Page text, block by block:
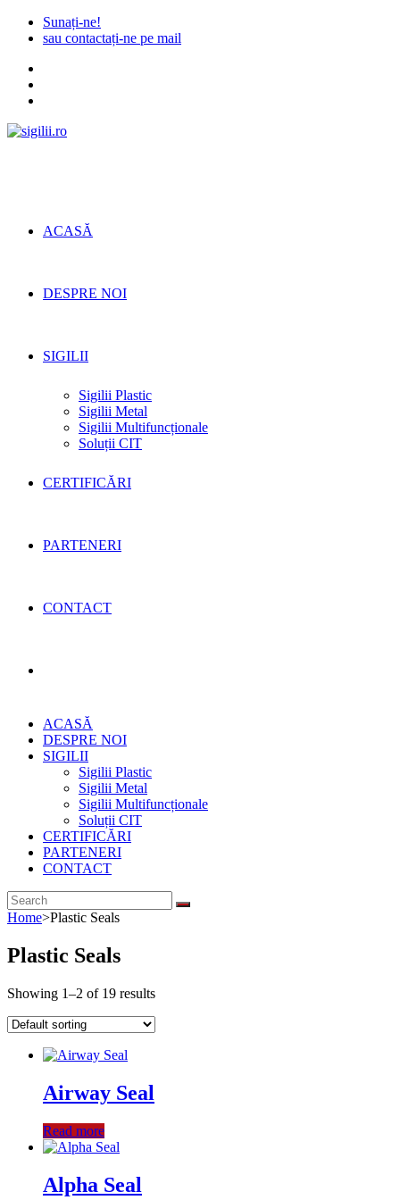
Skip
Sunați-ne!
sau contactați-ne pe mail
ACASĂ
DESPRE NOI
SIGILII
Sigilii Plastic
Sigilii Metal
Sigilii Multifuncționale
Soluții CIT
CERTIFICĂRI
PARTENERI
CONTACT
website
search
ACASĂ
DESPRE NOI
SIGILII
Sigilii Plastic
Sigilii Metal
Sigilii Multifuncționale
Soluții CIT
CERTIFICĂRI
PARTENERI
CONTACT
Home>Plastic Seals
Plastic Seals
Showing 1–2 of 19 results
Airway Seal
Read more
Alpha Seal